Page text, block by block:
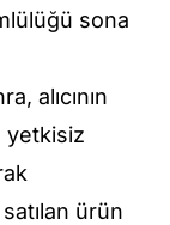
sona
alıcının
yetkisiz
ürün